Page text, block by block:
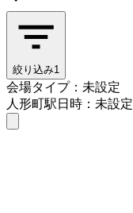
絞り込み1
会場タイプ：未設定
人形町駅日時：未設定